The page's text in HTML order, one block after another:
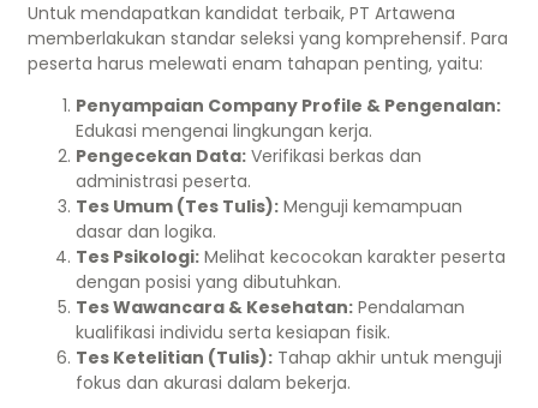
Untuk mendapatkan kandidat terbaik, PT Artawena
memberlakukan standar seleksi yang komprehensif. Para
peserta harus melewati enam tahapan penting, yaitu:
Penyampaian Company Profile & Pengenalan:
Edukasi mengenai lingkungan kerja.
Pengecekan Data: Verifikasi berkas dan
administrasi peserta.
Tes Umum (Tes Tulis): Menguji kemampuan
dasar dan logika.
Tes Psikologi: Melihat kecocokan karakter peserta
dengan posisi yang dibutuhkan.
Tes Wawancara & Kesehatan: Pendalaman
kualifikasi individu serta kesiapan fisik.
Tes Ketelitian (Tulis): Tahap akhir untuk menguji
fokus dan akurasi dalam bekerja.